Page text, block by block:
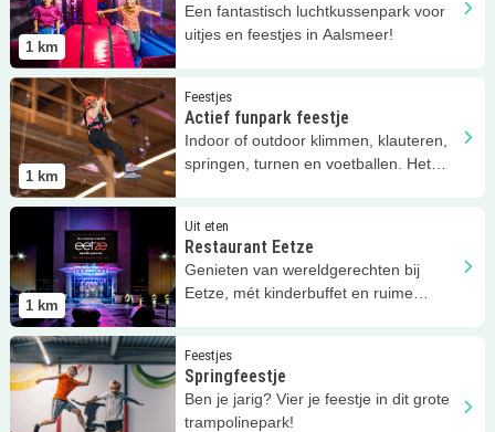
1 km
Een fantastisch luchtkussenpark voor
uitjes en feestjes in Aalsmeer!
1 km
Feestjes
Actief funpark feestje
Indoor of outdoor klimmen, klauteren,
springen, turnen en voetballen. Het
Lees meerActief funpark feestje
1 km
Uit eten
Restaurant Eetze
Genieten van wereldgerechten bij
Eetze, mét kinderbuffet en ruime
Lees meer Restaurant Eetze
Feestjes
Springfeestje
Ben je jarig? Vier je feestje in dit grote
trampolinepark!
Lees meer Springfeestje